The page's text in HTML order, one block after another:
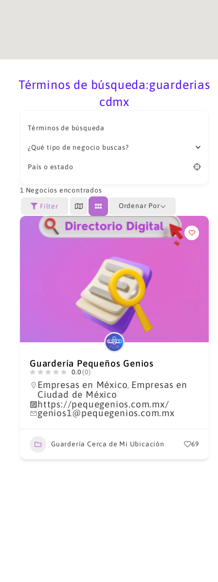
Términos de búsqueda:guarderias
cdmx
Términos de búsqueda
¿Qué tipo de negocio buscas?
País o estado
1 Negocios encontrados
Filter Ordenar Por
Guardería Pequeños Genios
0.0 (0)
Empresas en México, Empresas en
Ciudad de México
https://pequegenios.com.mx/
genios1@pequegenios.com.mx
Guardería Cerca de Mi Ubicación 69